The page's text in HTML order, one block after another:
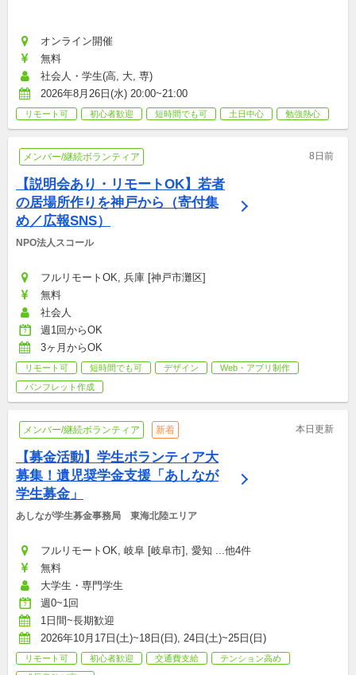
オンライン開催
無料
社会人・学生(高, 大, 専)
2026年8月26日(水) 20:00~21:00
リモート可 初心者歓迎 短時間でも可 土日中心 勉強熱心
メンバー/継続ボランティア 8日前
【説明会あり・リモートOK】若者
の居場所作りを神戸から（寄付集
め／広報SNS）
NPO法人スコール
フルリモートOK, 兵庫 [神戸市灘区]
無料
社会人
週1回からOK
3ヶ月からOK
リモート可 短時間でも可 デザイン
Web・アプリ制作
パンフレット作成
メンバー/継続ボランティア 新着 本日更新
【募金活動】学生ボランティア大
募集！遺児奨学金支援「あしなが
学生募金」
あしなが学生募金事務局　東海北陸エリア
フルリモートOK, 岐阜 [岐阜市], 愛知 ...他4件
無料
大学生・専門学生
週0~1回
1日間~長期歓迎
2026年10月17日(土)~18日(日), 24日(土)~25日(日)
リモート可 初心者歓迎 交通費支給
テンション高め